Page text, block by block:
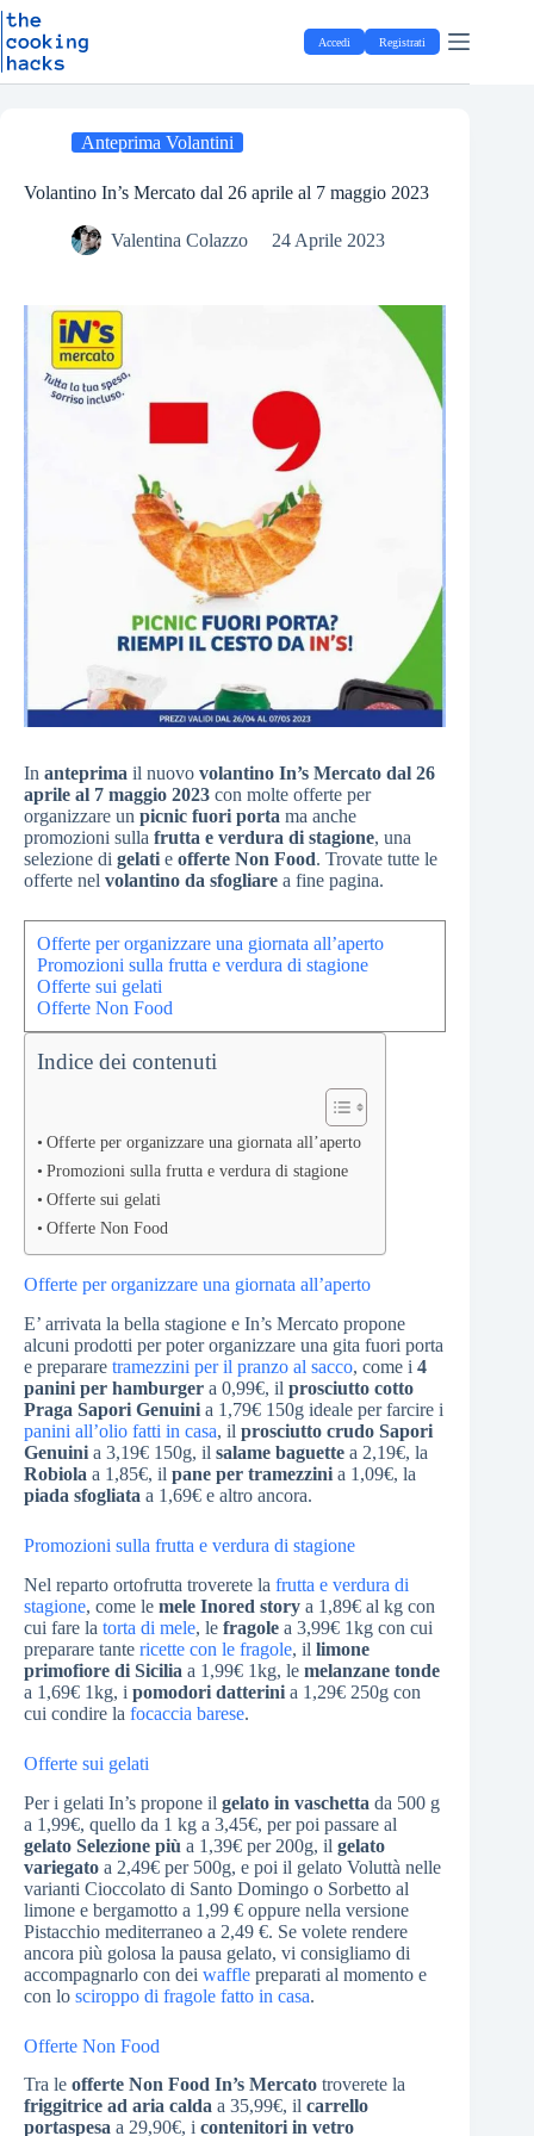
S
t
Salta
al
contenuto
Accedi Registrati
Anteprima Volantini
Volantino In’s Mercato dal 26 aprile al 7 maggio 2023
Valentina Colazzo 24 Aprile 2023
In anteprima il nuovo volantino In’s Mercato dal 26
aprile al 7 maggio 2023 con molte offerte per
organizzare un picnic fuori porta ma anche
promozioni sulla frutta e verdura di stagione, una
selezione di gelati e offerte Non Food. Trovate tutte le
offerte nel volantino da sfogliare a fine pagina.
Offerte per organizzare una giornata all’aperto
Promozioni sulla frutta e verdura di stagione
Offerte sui gelati
Offerte Non Food
Indice dei contenuti
Offerte per organizzare una giornata all’aperto
Promozioni sulla frutta e verdura di stagione
Offerte sui gelati
Offerte Non Food
Offerte per organizzare una giornata all’aperto
E’ arrivata la bella stagione e In’s Mercato propone
alcuni prodotti per poter organizzare una gita fuori porta
e preparare tramezzini per il pranzo al sacco, come i 4
panini per hamburger a 0,99€, il prosciutto cotto
Praga Sapori Genuini a 1,79€ 150g ideale per farcire i
panini all’olio fatti in casa, il prosciutto crudo Sapori
Genuini a 3,19€ 150g, il salame baguette a 2,19€, la
Robiola a 1,85€, il pane per tramezzini a 1,09€, la
piada sfogliata a 1,69€ e altro ancora.
Promozioni sulla frutta e verdura di stagione
Nel reparto ortofrutta troverete la frutta e verdura di
stagione, come le mele Inored story a 1,89€ al kg con
cui fare la torta di mele, le fragole a 3,99€ 1kg con cui
preparare tante ricette con le fragole, il limone
primofiore di Sicilia a 1,99€ 1kg, le melanzane tonde
a 1,69€ 1kg, i pomodori datterini a 1,29€ 250g con
cui condire la focaccia barese.
Offerte sui gelati
Per i gelati In’s propone il gelato in vaschetta da 500 g
a 1,99€, quello da 1 kg a 3,45€, per poi passare al
gelato Selezione più a 1,39€ per 200g, il gelato
variegato a 2,49€ per 500g, e poi il gelato Voluttà nelle
varianti Cioccolato di Santo Domingo o Sorbetto al
limone e bergamotto a 1,99 € oppure nella versione
Pistacchio mediterraneo a 2,49 €. Se volete rendere
ancora più golosa la pausa gelato, vi consigliamo di
accompagnarlo con dei waffle preparati al momento e
con lo sciroppo di fragole fatto in casa.
Offerte Non Food
Tra le offerte Non Food In’s Mercato troverete la
friggitrice ad aria calda a 35,99€, il carrello
portaspesa a 29,90€, i contenitori in vetro